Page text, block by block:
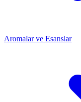
Aromalar ve Esanslar